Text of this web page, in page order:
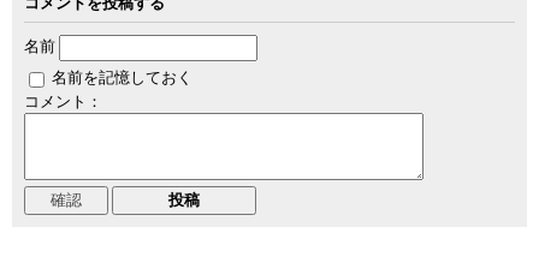
名前
名前を記憶しておく
コメント：